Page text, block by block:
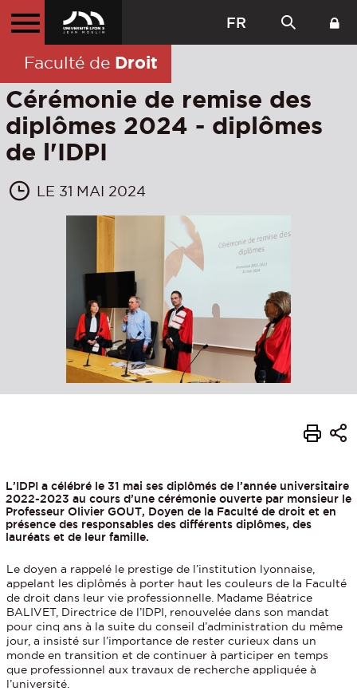
FR
Faculté de Droit
Cérémonie de remise des
diplômes 2024 - diplômes
de l'IDPI
LE 31 MAI 2024
L’IDPI a célébré le 31 mai ses diplômés de l’année universitaire
2022-2023 au cours d’une cérémonie ouverte par monsieur le
Professeur Olivier GOUT, Doyen de la Faculté de droit et en
présence des responsables des différents diplômes, des
lauréats et de leur famille.
Le doyen a rappelé le prestige de l’institution lyonnaise,
appelant les diplômés à porter haut les couleurs de la Faculté
de droit dans leur vie professionnelle. Madame Béatrice
BALIVET, Directrice de l’IDPI, renouvelée dans son mandat
pour cinq ans à la suite du conseil d’administration du même
jour, a insisté sur l’importance de rester curieux dans un
monde en transition et de continuer à participer en temps
que professionnel aux travaux de recherche appliquée à
l’université.